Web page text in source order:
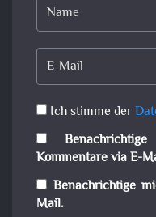
Ich stimme der
Kommentare via E-
Benachrichtige
Mail.